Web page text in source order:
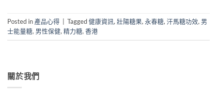
Posted in 產品心得 Tagged健康資訊, 壯陽糖果, 永春糖, 汗馬糖功效, 男
士能量糖, 男性保健, 精力糖, 香港
關於我們